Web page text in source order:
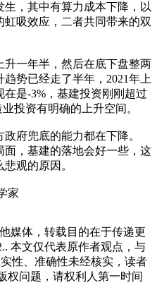
，其中有算力成本下降，以
吸效应，二者共同带来的双
一年半，然后在底下盘整两
势已经走了半年，2021年上
是-3%，基建投资刚刚超过
投资有明确的上升空间。
府兜底的能力都在下降。
面，基建的落地会好一些，这
观的原因。
家
媒体，转载目的在于传递更
本文仅代表原作者观点，与
性、准确性未经核实，读者
权问题，请权利人第一时间